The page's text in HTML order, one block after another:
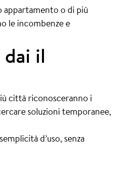
o di più
le incombenze e
il
città riconosceranno i
soluzioni temporanee,
d’uso, senza